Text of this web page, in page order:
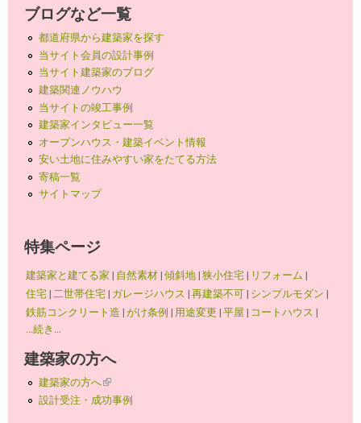
ブログなど一覧
都道府県から建築家を探す
当サイト会員の設計事例
当サイト建築家のブログ
建築関連ノウハウ
当サイトの竣工事例
建築家インタビュー一覧
オープンハウス・建築イベント情報
安い土地に住みやすい家をたてる方法
寄稿一覧
サイトマップ
特集ページ
建築家と建てる家 | 自然素材|傾斜地|狭小住宅| リフォーム |
住宅|二世帯住宅| ガレージハウス |再建築不可| シンプルモダン |
鉄筋コンクリート造 |がけ条例 | 用途変更 |平屋 | コートハウス |
...続き...
建築家の方へ
建築家の方へ(link is external)
設計受注・成功事例